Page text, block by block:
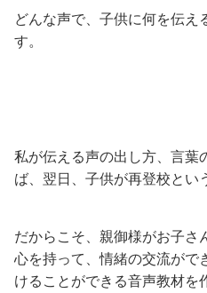
どんな声で、子供に何を伝え
す。
私が伝える声の出し方、言葉
ば、翌日、子供が再登校とい
だからこそ、親御様がお子さ
心を持って、情緒の交流がで
けることができる音声教材